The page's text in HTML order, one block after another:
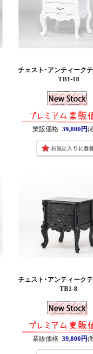
チェスト･アンティーク
TB1-18
業販価格 39,800円(
チェスト･アンティーク
TB1-8
業販価格 39,800円(